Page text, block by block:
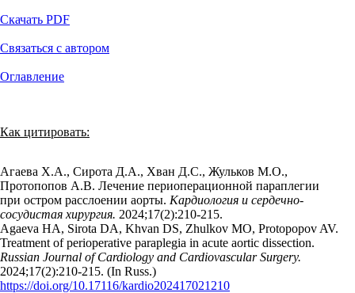
Скачать PDF
Связаться с автором
Оглавление
Как цитировать:
Агаева Х.А., Сирота Д.А., Хван Д.С., Жульков М.О.,
Протопопов А.В. Лечение периоперационной параплегии
при остром расслоении аорты. Кардиология и сердечно-
сосудистая хирургия. 2024;17(2):210‑215.
Agaeva HA, Sirota DA, Khvan DS, Zhulkov MO, Protopopov AV.
Treatment of perioperative paraplegia in acute aortic dissection.
Russian Journal of Cardiology and Cardiovascular Surgery.
2024;17(2):210‑215. (In Russ.)
https://doi.org/10.17116/kardio202417021210